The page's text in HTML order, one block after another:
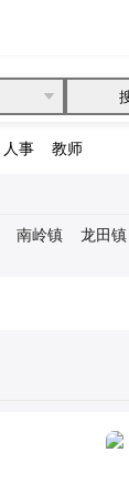
人事 教师
南岭镇 龙田镇